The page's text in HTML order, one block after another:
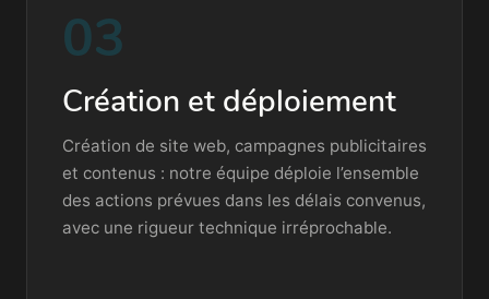
03
Création et déploiement
Création de site web, campagnes publicitaires
et contenus : notre équipe déploie l’ensemble
des actions prévues dans les délais convenus,
avec une rigueur technique irréprochable.